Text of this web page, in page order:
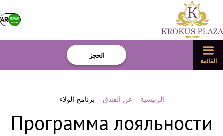
AR
القائمة
الحجز
الرئيسية – عن الفندق – برنامج الولاء
Программа лояльности